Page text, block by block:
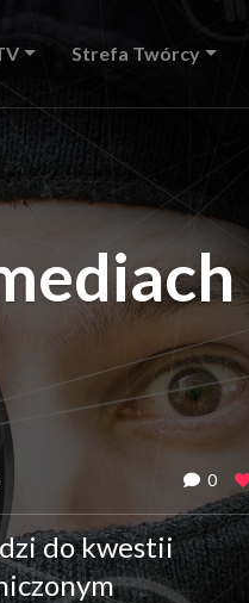
Strefa Twórcy
0
do kwestii